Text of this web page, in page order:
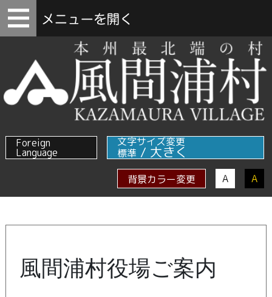
Foreign
Language
文字サイズ変更
標準 / 大きく
背景カラー変更 A A
風間浦村役場ご案内